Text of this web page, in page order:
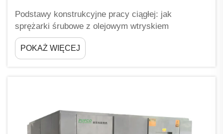
Podstawy konstrukcyjne pracy ciągłej: jak
sprężarki śrubowe z olejowym wtryskiem
umożliwiają pracę 24/7 Wytrzymałym
zarządzaniem temperaturą: dwukonturowe
chłodzenie oleju i regulacja termostatyczna
POKAŻ WIĘCEJ